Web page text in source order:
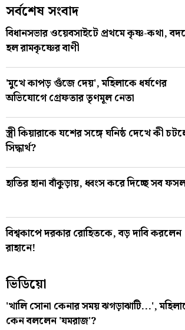
সর্বশেষ সংবাদ
বিধানসভার ওয়েবসাইটে প্রথমে কৃষ্ণ-কথা,
হল রামকৃষ্ণের বাণী
'মুখে কাপড় গুঁজে দেয়', মহিলাকে ধর্ষণের
অভিযোগে গ্রেফতার তৃণমূল নেতা
স্ত্রী কিয়ারাকে যশের সঙ্গে ঘনিষ্ঠ দেখে কী
সিদ্ধার্থ?
হাতির হানা বাঁকুড়ায়, ধ্বংস করে দিচ্ছে সব
বিশ্বকাপে দরকার রোহিতকে, বড় দাবি করলেন
রাহানে!
ভিডিয়ো
'খালি সোনা কেনার সময় ঝগড়াঝাটি...',
কেন বললেন 'যমরাজ'?